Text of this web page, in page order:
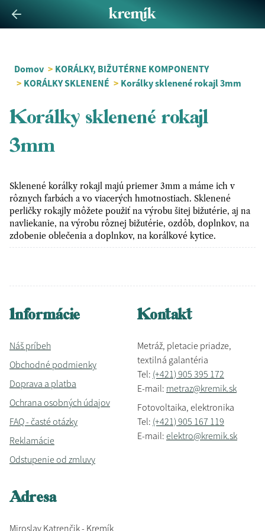
Domov > KORÁLKY, BIŽUTÉRNE KOMPONENTY
> KORÁLKY SKLENENÉ > Korálky sklenené rokajl 3mm
Korálky sklenené rokajl
3mm
Sklenené korálky rokajl majú priemer 3mm a máme ich v
rôznych farbách a vo viacerých hmotnostiach. Sklenené
perličky rokajly môžete použiť na výrobu šitej bižutérie, aj na
navliekanie, na výrobu rôznej bižutérie, ozdôb, doplnkov, na
zdobenie oblečenia a doplnkov, na korálkové kytice.
Informácie
Náš príbeh
Obchodné podmienky
Doprava a platba
Ochrana osobných údajov
FAQ - časté otázky
Reklamácie
Odstupenie od zmluvy
Kontakt
Metráž, pletacie priadze,
textilná galantéria
Tel: (+421) 905 395 172
E-mail: metraz@kremik.sk
Fotovoltaika, elektronika
Tel: (+421) 905 167 119
E-mail: elektro@kremik.sk
Adresa
Miroslav Katrenčik - Kremík